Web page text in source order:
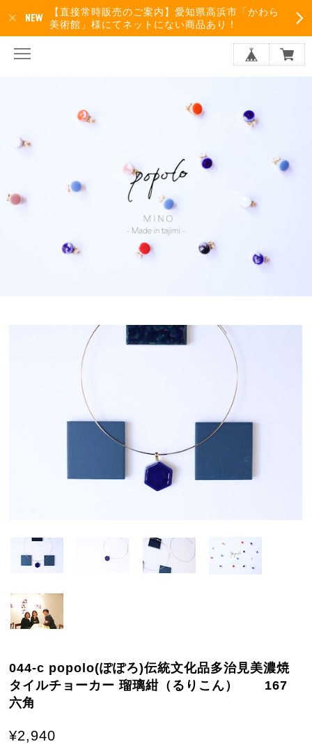
【直接常時販売のご案内】愛知県高浜市「かわら
美術館」様にてネットにない商品あり！
044-c popolo(ぽぽろ)伝統文化品多治見美濃焼
タイルチョーカー 瑠璃紺（るりこん） 167
六角
¥2,940